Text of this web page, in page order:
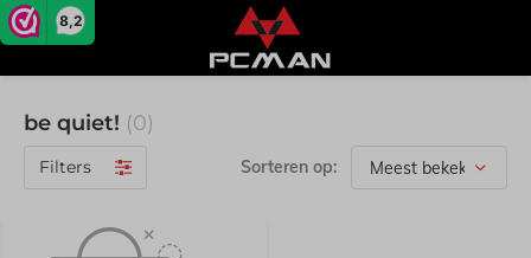
8,2
be quiet! (0)
Filters Sorteren op: